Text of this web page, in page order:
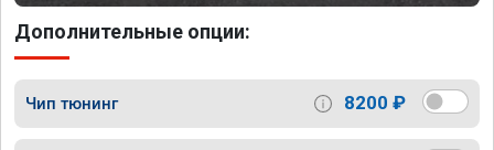
Дополнительные опции:
Чип тюнинг 8200 ₽